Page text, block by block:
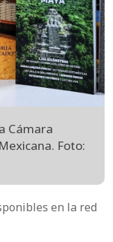
Cámara
Foto:
en la red